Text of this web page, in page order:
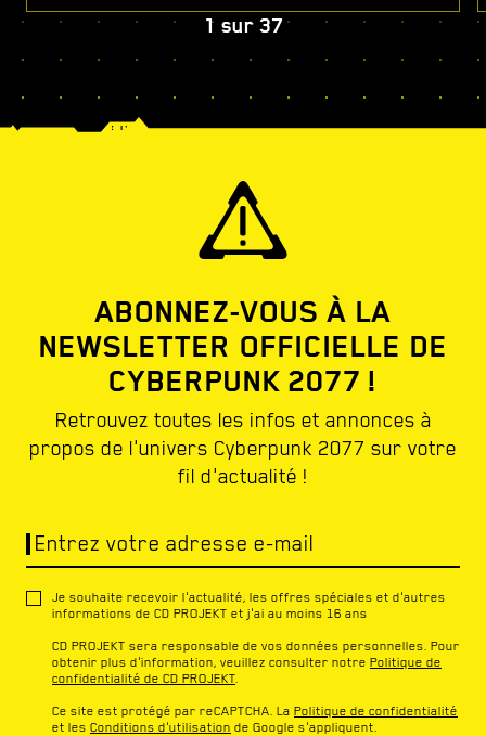
1 sur 37
ABONNEZ-VOUS À LA
NEWSLETTER OFFICIELLE DE
CYBERPUNK 2077 !
Retrouvez toutes les infos et annonces à
propos de l'univers Cyberpunk 2077 sur votre
fil d'actualité !
Entrez votre adresse e-mail
Je souhaite recevoir l'actualité, les offres spéciales et d'autres
informations de CD PROJEKT et j'ai au moins 16 ans
CD PROJEKT sera responsable de vos données personnelles. Pour
obtenir plus d'information, veuillez consulter notre Politique de
confidentialité de CD PROJEKT
Ce site est protégé par reCAPTCHA. La Politique de confidentialité
et les Conditions d'utilisation de Google s'appliquent.